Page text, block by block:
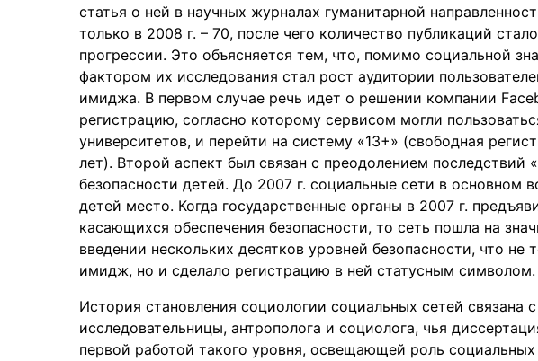
статья о ней в научных журналах гуманитарной
только в 2008 г. – 70, после чего количество публикаций
прогрессии. Это объясняется тем, что, помимо социальной
фактором их исследования стал рост аудитории
имиджа. В первом случае речь идет о решении компании
регистрацию, согласно которому сервисом могли
университетов, и перейти на систему «13+» (свободная
лет). Второй аспект был связан с преодолением последствий
безопасности детей. До 2007 г. социальные сети в основном
детей место. Когда государственные органы в 2007 г.
касающихся обеспечения безопасности, то сеть пошла на
введении нескольких десятков уровней безопасности, что не
имидж, но и сделало регистрацию в ней статусным символом.
История становления социологии социальных сетей
исследовательницы, антрополога и социолога, чья
первой работой такого уровня, освещающей роль